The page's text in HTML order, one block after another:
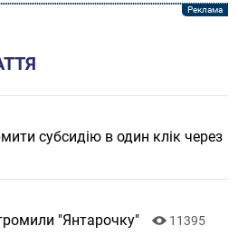
субсидію в один клік через
"Янтарочку"
11395